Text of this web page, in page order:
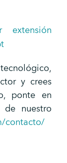
extensión
y crees
ponte en
nuestro
contacto/